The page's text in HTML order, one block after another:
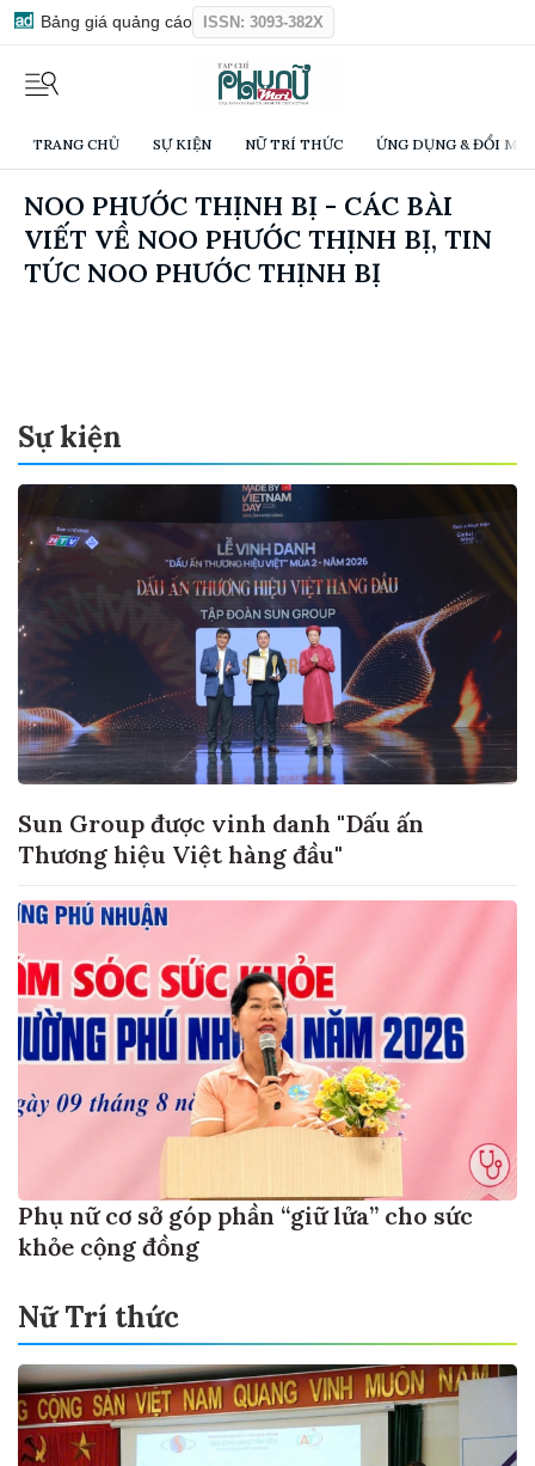
Bảng giá quảng cáo ISSN: 3093-382X
TRANG CHỦ SỰ KIỆN NỮ TRÍ THỨC ỨNG DỤNG & ĐỔI
NOO PHƯỚC THỊNH BỊ - CÁC BÀI
VIẾT VỀ NOO PHƯỚC THỊNH BỊ, TIN
TỨC NOO PHƯỚC THỊNH BỊ
Sự kiện
Sun Group được vinh danh "Dấu ấn
Thương hiệu Việt hàng đầu"
Phụ nữ cơ sở góp phần “giữ lửa” cho sức
khỏe cộng đồng
Nữ Trí thức